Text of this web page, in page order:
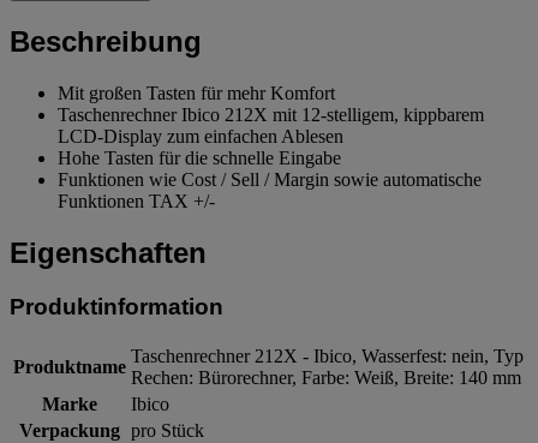
Beschreibung
Mit großen Tasten für mehr Komfort
Taschenrechner Ibico 212X mit 12-stelligem, kippbarem
LCD-Display zum einfachen Ablesen
Hohe Tasten für die schnelle Eingabe
Funktionen wie Cost / Sell / Margin sowie automatische
Funktionen TAX +/-
Eigenschaften
Produktinformation
Produktname
Taschenrechner 212X - Ibico, Wasserfest: nein, Typ
Rechen: Bürorechner, Farbe: Weiß, Breite: 140 mm
Marke
Ibico
Verpackung pro Stück